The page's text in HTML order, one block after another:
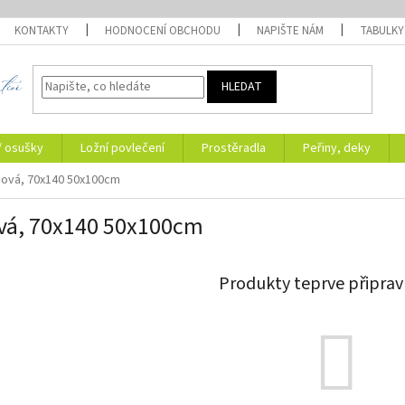
KONTAKTY HODNOCENÍ OBCHODU NAPIŠTE NÁM TABULKY
HLEDAT
osušky Ložní povlečení Prostěradla Peřiny, deky
70x140 50x100cm
70x140 50x100cm
Produkty teprve